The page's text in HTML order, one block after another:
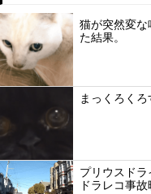
猫が突然変
た結果。
まっくろく
プリウスド
ドラレコ事故